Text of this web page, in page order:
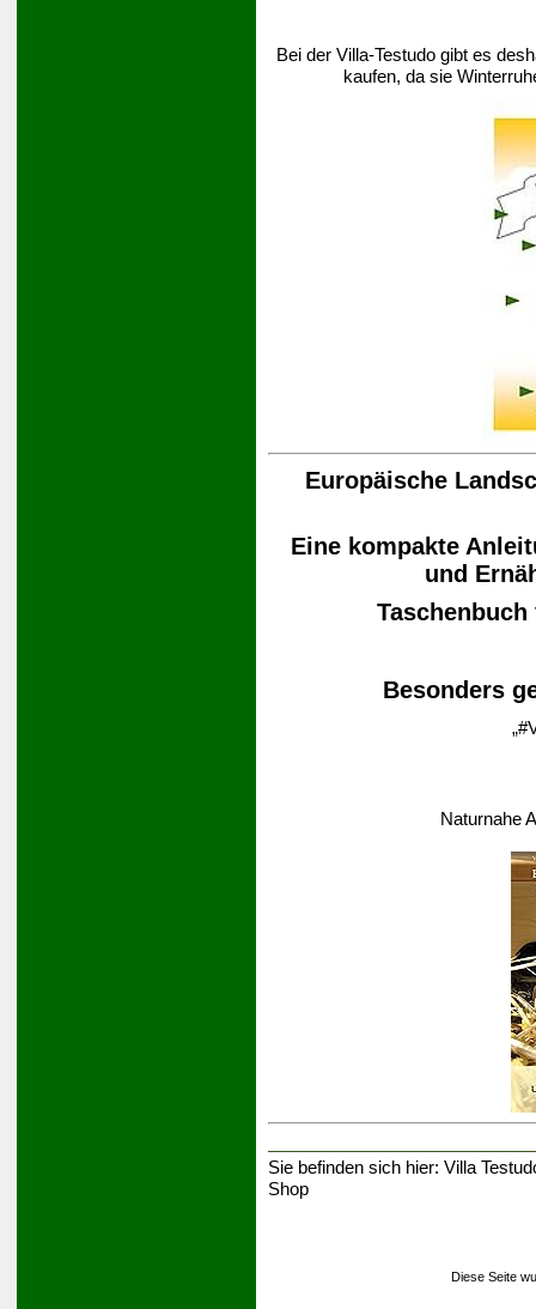
Bei der Villa-Testudo gibt es
kaufen, da sie
Europäische
Eine kompakte
und
Besonders
Naturnahe
Sie befinden sich hier: Villa
Shop
Diese Seite